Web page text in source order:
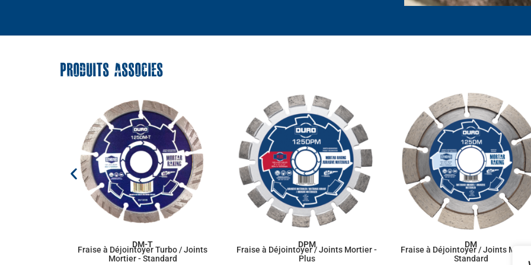
PRODUITS ASSOCIES
DM-T
Fraise à Déjointoyer Turbo / Joints
Mortier - Standard
DPM
Fraise à Déjointoyer / Joints Mortier -
Plus
DM
Fraise à Déjointoyer / Joints
Standard